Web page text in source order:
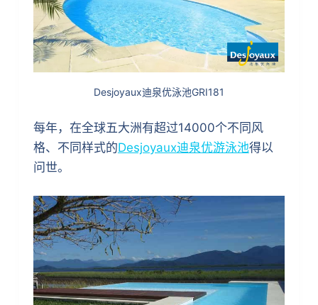
Desjoyaux迪泉优泳池GRI181
每年，在全球五大洲有超过14000个不同风
格、不同样式的Desjoyaux迪泉优游泳池得以
问世。